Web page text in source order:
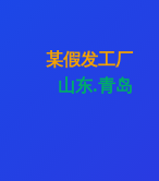
某假发工厂
山东.青岛